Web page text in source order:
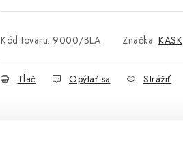
Kód tovaru: 9000/BLA Značka: KASK
Tlač Opýtať sa Strážiť